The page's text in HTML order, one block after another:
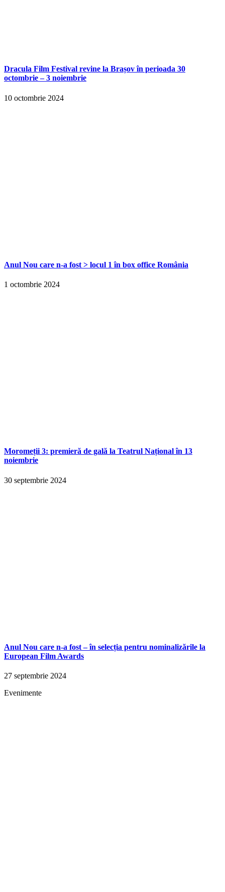
Dracula Film Festival revine la Brașov în perioada 30
octombrie – 3 noiembrie
10 octombrie 2024
Anul Nou care n-a fost > locul 1 în box office România
1 octombrie 2024
Moromeții 3: premieră de gală la Teatrul Național în 13
noiembrie
30 septembrie 2024
Anul Nou care n-a fost – în selecția pentru nominalizările la
European Film Awards
27 septembrie 2024
Evenimente